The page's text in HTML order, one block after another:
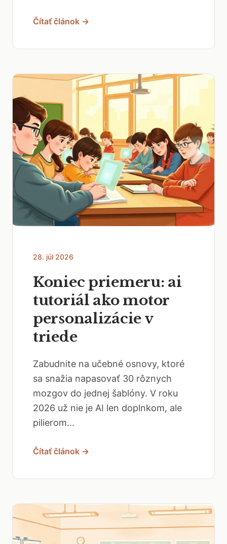
Čítať článok →
28. júl 2026
Koniec priemeru: ai
tutoriál ako motor
personalizácie v
triede
Zabudnite na učebné osnovy, ktoré
sa snažia napasovať 30 rôznych
mozgov do jednej šablóny. V roku
2026 už nie je AI len doplnkom, ale
pilierom...
Čítať článok →